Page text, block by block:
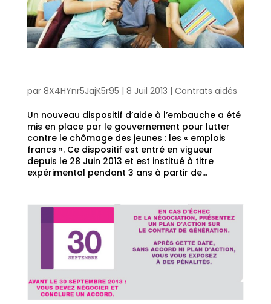
par 8X4HYnr5JajK5r95 | 8 Juil 2013 | Contrats aidés
Un nouveau dispositif d’aide à l’embauche a été
mis en place par le gouvernement pour lutter
contre le chômage des jeunes : les « emplois
francs ». Ce dispositif est entré en vigueur
depuis le 28 Juin 2013 et est institué à titre
expérimental pendant 3 ans à partir de...